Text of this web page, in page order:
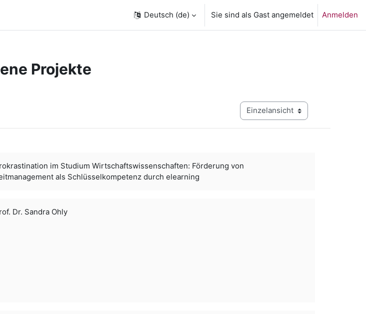
Deutsch ‎(de)‎ Sie sind als Gast angemeldet Anmelden
Projekte
Modus Tertiärnavigation anzeigen
im Studium Wirtschaftswissenschaften: Förderung von
als Schlüsselkompetenz durch elearning
Dr. Sandra Ohly